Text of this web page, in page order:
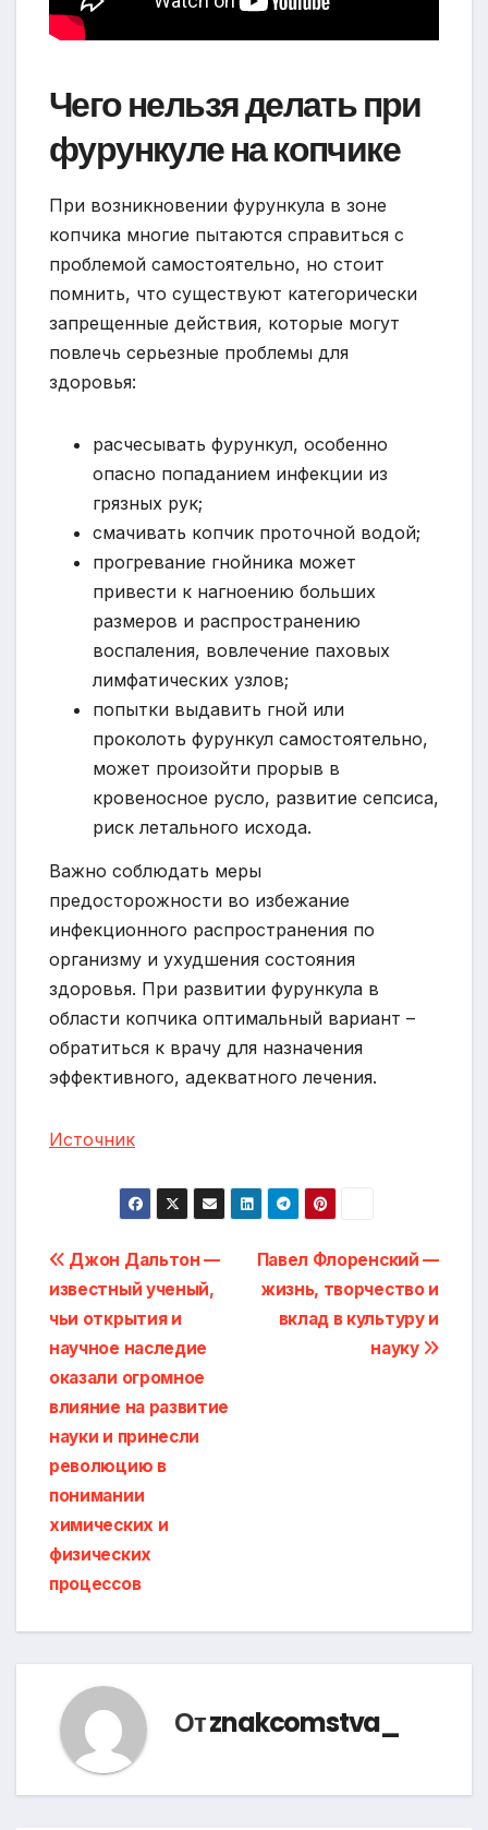
Чего нельзя делать при
фурункуле на копчике
При возникновении фурункула в зоне
копчика многие пытаются справиться с
проблемой самостоятельно, но стоит
помнить, что существуют категорически
запрещенные действия, которые могут
повлечь серьезные проблемы для
здоровья:
расчесывать фурункул, особенно
опасно попаданием инфекции из
грязных рук;
смачивать копчик проточной водой;
прогревание гнойника может
привести к нагноению больших
размеров и распространению
воспаления, вовлечение паховых
лимфатических узлов;
попытки выдавить гной или
проколоть фурункул самостоятельно,
может произойти прорыв в
кровеносное русло, развитие сепсиса,
риск летального исхода.
Важно соблюдать меры
предосторожности во избежание
инфекционного распространения по
организму и ухудшения состояния
здоровья. При развитии фурункула в
области копчика оптимальный вариант –
обратиться к врачу для назначения
эффективного, адекватного лечения.
Источник
Навигация
по
записям
Павел Флоренский —
жизнь, творчество и
вклад в культуру и
науку
Джон Дальтон —
известный ученый,
чьи открытия и
научное наследие
оказали огромное
влияние на развитие
науки и принесли
революцию в
понимании
химических и
физических
процессов
Отznakcomstva_